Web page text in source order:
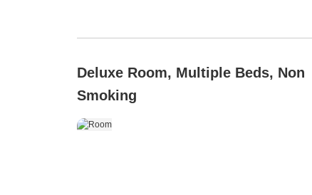
Deluxe Room, Multiple Beds, Non
Smoking